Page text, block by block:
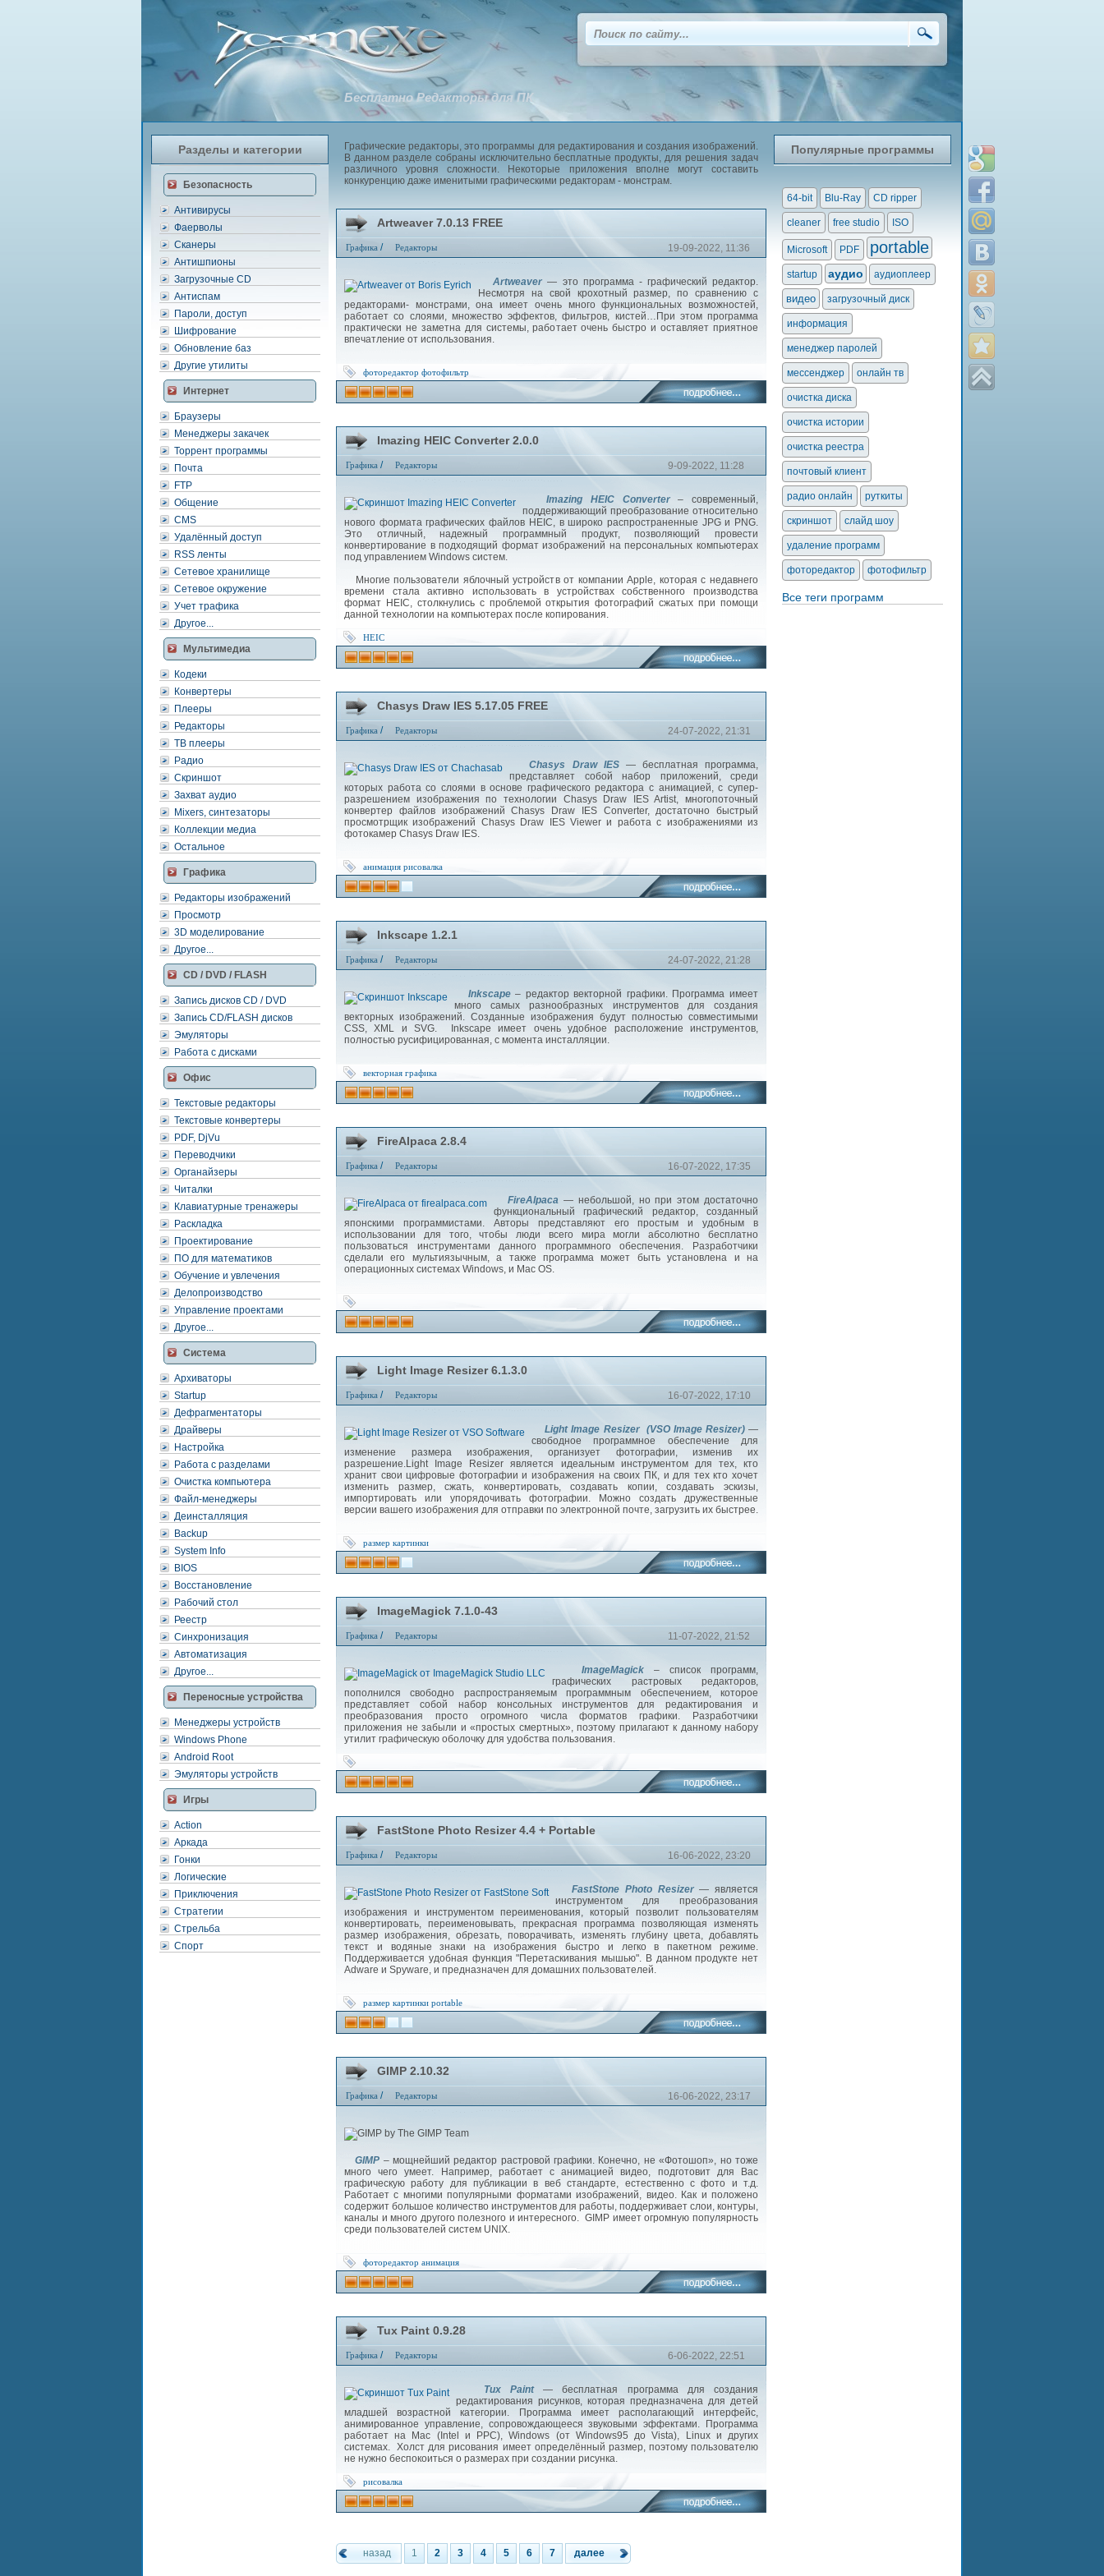
Разделы и категории
Безопасность
Антивирусы
Фаерволы
Сканеры
Антишпионы
Загрузочные CD
Антиспам
Пароли, доступ
Шифрование
Обновление баз
Другие утилиты
Интернет
Браузеры
Менеджеры закачек
Торрент программы
Почта
FTP
Общение
CMS
Удалённый доступ
RSS ленты
Сетевое хранилище
Сетевое окружение
Учет трафика
Другое...
Мультимедиа
Кодеки
Конвертеры
Плееры
Редакторы
ТВ плееры
Радио
Скриншот
Захват аудио
Mixers, синтезаторы
Коллекции медиа
Остальное
Графика
Редакторы изображений
Просмотр
3D моделирование
Другое...
CD / DVD / FLASH
Запись дисков CD / DVD
Запись CD/FLASH дисков
Эмуляторы
Работа с дисками
Офис
Текстовые редакторы
Текстовые конвертеры
PDF, DjVu
Переводчики
Органайзеры
Читалки
Клавиатурные тренажеры
Раскладка
Проектирование
ПО для математиков
Обучение и увлечения
Делопроизводство
Управление проектами
Другое...
Система
Архиваторы
Startup
Дефрагментаторы
Драйверы
Настройка
Работа с разделами
Очистка компьютера
Файл-менеджеры
Деинсталляция
Backup
System Info
BIOS
Восстановление
Рабочий стол
Реестр
Синхронизация
Автоматизация
Другое...
Переносные устройства
Менеджеры устройств
Windows Phone
Android Root
Эмуляторы устройств
Игры
Action
Аркада
Гонки
Логические
Приключения
Стратегии
Стрельба
Спорт
Бесплатно Редакторы для ПК
Графические редакторы, это программы для редактирования и создания изображений.
В данном разделе собраны исключительно бесплатные продукты, для решения задач
различного уровня сложности. Некоторые приложения вполне могут составить
конкуренцию даже именитыми графическими редакторам - монстрам.
Artweaver 7.0.13 FREE
Графика / Редакторы 19-09-2022, 11:36
Artweaver — это программа - графический редактор.
Несмотря на свой крохотный размер, по сравнению с
редакторами- монстрами, она имеет очень много функциональных возможностей,
работает со слоями, множество эффектов, фильтров, кистей…При этом программа
практически не заметна для системы, работает очень быстро и оставляет приятное
впечатление от использования.
фоторедактор фотофильтр
Imazing HEIC Converter 2.0.0
Графика / Редакторы 9-09-2022, 11:28
Imazing HEIC Converter– современный,
поддерживающий преобразование относительно
нового формата графических файлов HEIC, в широко распространенные JPG и PNG.
Это отличный, надежный программный продукт, позволяющий провести
конвертирование в подходящий формат изображений на персональных компьютерах
под управлением Windows систем.
Многие пользователи яблочный устройств от компании Apple, которая с недавнего
времени стала активно использовать в устройствах собственного производства
формат HEIC, столкнулись с проблемой открытия фотографий сжатых при помощи
данной технологии на компьютерах после копирования.
HEIC
Chasys Draw IES 5.17.05 FREE
Графика / Редакторы 24-07-2022, 21:31
Chasys Draw IES— бесплатная программа,
представляет собой набор приложений, среди
которых работа со слоями в основе графического редактора с анимацией, с супер-
разрешением изображения по технологии Chasys Draw IES Artist, многопоточный
конвертер файлов изображений Chasys Draw IES Converter, достаточно быстрый
просмотрщик изображений Chasys Draw IES Viewer и работа с изображениями из
фотокамер Chasys Draw IES.
анимация рисовалка
Inkscape 1.2.1
Графика / Редакторы 24-07-2022, 21:28
Inkscape– редактор векторной графики. Программа имеет
много самых разнообразных инструментов для создания
векторных изображений. Созданные изображения будут полностью совместимыми
CSS, XML и SVG. Inkscape имеет очень удобное расположение инструментов,
полностью русифицированная, с момента инсталляции.
векторная графика
FireAlpaca 2.8.4
Графика / Редакторы 16-07-2022, 17:35
FireAlpaca — небольшой, но при этом достаточно
функциональный графический редактор, созданный
японскими программистами. Авторы представляют его простым и удобным в
использовании для того, чтобы люди всего мира могли абсолютно бесплатно
пользоваться инструментами данного программного обеспечения. Разработчики
сделали его мультиязычным, а также программа может быть установлена и на
операционных системах Windows, и Mac OS.
Light Image Resizer 6.1.3.0
Графика / Редакторы 16-07-2022, 17:10
Light Image Resizer (VSO Image Resizer) —
свободное программное обеспечение для
изменение размера изображения, организует фотографии, изменив их
разрешение.Light Image Resizer является идеальным инструментом для тех, кто
хранит свои цифровые фотографии и изображения на своих ПК, и для тех кто хочет
изменить размер, сжать, конвертировать, создавать копии, создавать эскизы,
импортировать или упорядочивать фотографии. Можно создать дружественные
версии вашего изображения для отправки по электронной почте, загрузить их быстрее.
размер картинки
ImageMagick 7.1.0-43
Графика / Редакторы 11-07-2022, 21:52
ImageMagick – список программ,
графических растровых редакторов,
пополнился свободно распространяемым программным обеспечением, которое
представляет собой набор консольных инструментов для редактирования и
преобразования просто огромного числа форматов графики. Разработчики
приложения не забыли и «простых смертных», поэтому прилагают к данному набору
утилит графическую оболочку для удобства пользования.
FastStone Photo Resizer 4.4 + Portable
Графика / Редакторы 16-06-2022, 23:20
FastStone Photo Resizer— является
инструментом для преобразования
изображения и инструментом переименования, который позволит пользователям
конвертировать, переименовывать, прекрасная программа позволяющая изменять
размер изображения, обрезать, поворачивать, изменять глубину цвета, добавлять
текст и водяные знаки на изображения быстро и легко в пакетном режиме.
Поддерживается удобная функция "Перетаскивания мышью". В данном продукте нет
Adware и Spyware, и предназначен для домашних пользователей.
размер картинки portable
GIMP 2.10.32
Графика / Редакторы 16-06-2022, 23:17
GIMP – мощнейший редактор растровой графики. Конечно, не «Фотошоп», но тоже
много чего умеет. Например, работает с анимацией видео, подготовит для Вас
графическую работу для публикации в веб стандарте, естественно с фото и т.д.
Работает с многими популярными форматами изображений, видео. Как и положено
содержит большое количество инструментов для работы, поддерживает слои, контуры,
каналы и много другого полезного и интересного. GIMP имеет огромную популярность
среди пользователей систем UNIX.
фоторедактор анимация
Tux Paint 0.9.28
Графика / Редакторы 6-06-2022, 22:51
Tux Paint— бесплатная программа для создания
редактирования рисунков, которая предназначена для детей
младшей возрастной категории. Программа имеет располагающий интерфейс,
анимированное управление, сопровождающееся звуковыми эффектами. Программа
работает на Mac (Intel и PPC), Windows (от Windows95 до Vista), Linux и других
системах. Холст для рисования имеет определённый размер, поэтому пользователю
не нужно беспокоиться о размерах при создании рисунка.
рисовалка
назад 1 2 3 4 5 6 7 далее
Популярные программы
64-bit Blu-Ray CD ripper
cleaner free studio ISO
Microsoft PDF portable
startup аудио аудиоплеер
видео загрузочный диск
информация
менеджер паролей
мессенджер онлайн тв
очистка диска
очистка истории
очистка реестра
почтовый клиент
радио онлайн руткиты
скриншот слайд шоу
удаление программ
фоторедактор фотофильтр
Все теги программ